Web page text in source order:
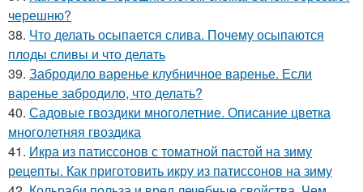
черешню?
38. Что делать осыпается слива. Почему осыпаются
плоды сливы и что делать
39. Забродило варенье клубничное варенье. Если
варенье забродило, что делать?
40. Садовые гвоздики многолетние. Описание цветка
многолетняя гвоздика
41. Икра из патиссонов с томатной пастой на зиму
рецепты. Как приготовить икру из патиссонов на зиму